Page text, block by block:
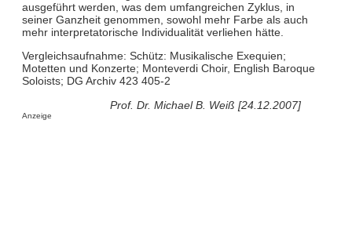
ausgeführt werden, was dem umfangreichen Zyklus, in
seiner Ganzheit genommen, sowohl mehr Farbe als auch
mehr interpretatorische Individualität verliehen hätte.
Vergleichsaufnahme: Schütz: Musikalische Exequien;
Motetten und Konzerte; Monteverdi Choir, English Baroque
Soloists; DG Archiv 423 405-2
Prof. Dr. Michael B. Weiß [24.12.2007]
Anzeige